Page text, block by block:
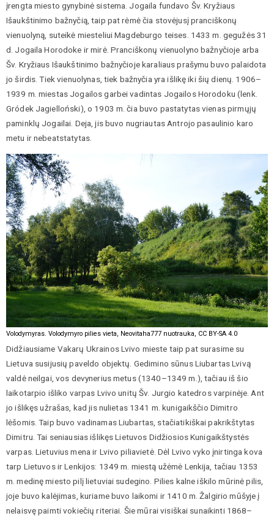
įrengta miesto gynybinė sistema. Jogaila fundavo Šv. Kryžiaus
Išaukštinimo bažnyčią, taip pat rėmė čia stovėjusį pranciškonų
vienuolyną, suteikė miesteliui Magdeburgo teises. 1433 m. gegužės 31
d. Jogaila Horodoke ir mirė. Pranciškonų vienuolyno bažnyčioje arba
Šv. Kryžiaus Išaukštinimo bažnyčioje karaliaus prašymu buvo palaidota
jo širdis. Tiek vienuolynas, tiek bažnyčia yra išlikę iki šių dienų. 1906–
1939 m. miestas Jogailos garbei vadintas Jogailos Horodoku (lenk.
Gródek Jagielloński), o 1903 m. čia buvo pastatytas vienas pirmųjų
paminklų Jogailai. Deja, jis buvo nugriautas Antrojo pasaulinio karo
metu ir nebeatstatytas.
Volodymyras. Volodymyro pilies vieta, Neovitaha777 nuotrauka, CC BY-SA 4.0
Didžiausiame Vakarų Ukrainos Lvivo mieste taip pat surasime su
Lietuva susijusių paveldo objektų. Gedimino sūnus Liubartas Lvivą
valdė neilgai, vos devynerius metus (1340–1349 m.), tačiau iš šio
laikotarpio išliko varpas Lvivo unitų Šv. Jurgio katedros varpinėje. Ant
jo išlikęs užrašas, kad jis nulietas 1341 m. kunigaikščio Dimitro
lėšomis. Taip buvo vadinamas Liubartas, stačiatikiškai pakrikštytas
Dimitru. Tai seniausias išlikęs Lietuvos Didžiosios Kunigaikštystės
varpas. Lietuvius mena ir Lvivo piliavietė. Dėl Lvivo vyko įnirtinga kova
tarp Lietuvos ir Lenkijos: 1349 m. miestą užėmė Lenkija, tačiau 1353
m. medinę miesto pilį lietuviai sudegino. Pilies kalne iškilo mūrinė pilis,
joje buvo kalėjimas, kuriame buvo laikomi ir 1410 m. Žalgirio mūšyje į
nelaisvę paimti vokiečių riteriai. Šie mūrai visiškai sunaikinti 1868–